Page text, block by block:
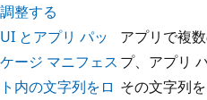
調整する
UI とアプリ パッ
ケージ マニフェス
ト内の文字列をロ
アプリで複
プ、アプリ
その文字列